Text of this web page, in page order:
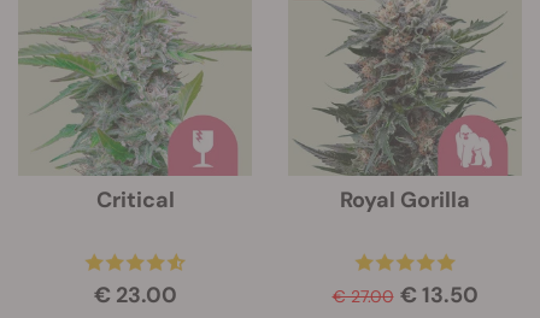
Critical
€ 23.00
Royal Gorilla
€ 27.00 € 13.50